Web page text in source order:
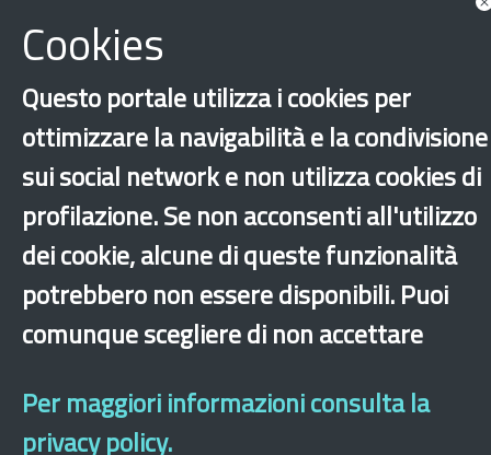
×
Cookies
Questo portale utilizza i cookies per
ottimizzare la navigabilità e la condivisione
sui social network e non utilizza cookies di
profilazione. Se non acconsenti all'utilizzo
dei cookie, alcune di queste funzionalità
potrebbero non essere disponibili. Puoi
comunque scegliere di non accettare
Per maggiori informazioni consulta la
privacy policy.
Dichiarazione di accessibilità Mappa del sito Legal & Privacy
Contatti